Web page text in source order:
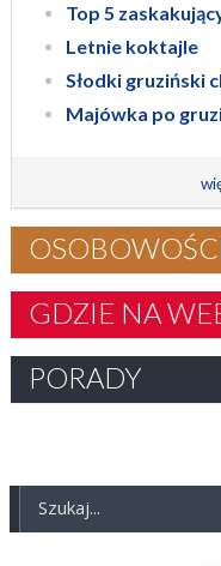
Top 5
Letnie koktajle
Słodki gruziński
Majówka po
GDZIE NA
PORADY